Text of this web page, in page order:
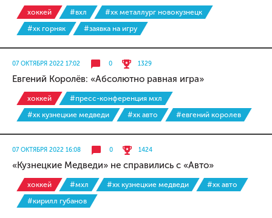
хоккей #вхл
#хк металлург новокузнецк
#хк горняк
#заявка на игру
07 ОКТЯБРЯ 2022 17:02 0 1329
Евгений Королёв: «Абсолютно равная игра»
хоккей
#пресс-конференция мхл
#хк кузнецкие медведи
#хк авто #евгений королев
07 ОКТЯБРЯ 2022 16:08 0 1424
«Кузнецкие Медведи» не справились с «Авто»
хоккей #мхл #хк кузнецкие медведи
#хк авто
#кирилл губанов